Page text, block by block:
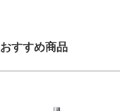
おすすめ商品